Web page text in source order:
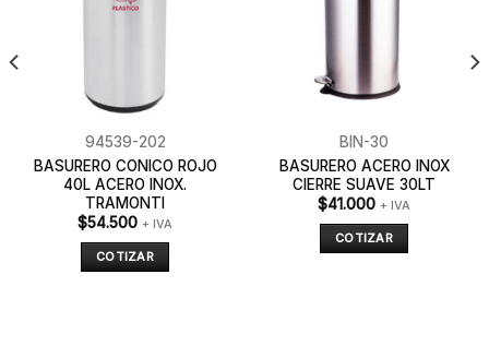
94539-202
BASURERO CONICO ROJO
40L ACERO INOX.
TRAMONTI
$54.500 + IVA
COTIZAR
BIN-30
BASURERO ACERO INOX
CIERRE SUAVE 30LT
$41.000 + IVA
COTIZAR